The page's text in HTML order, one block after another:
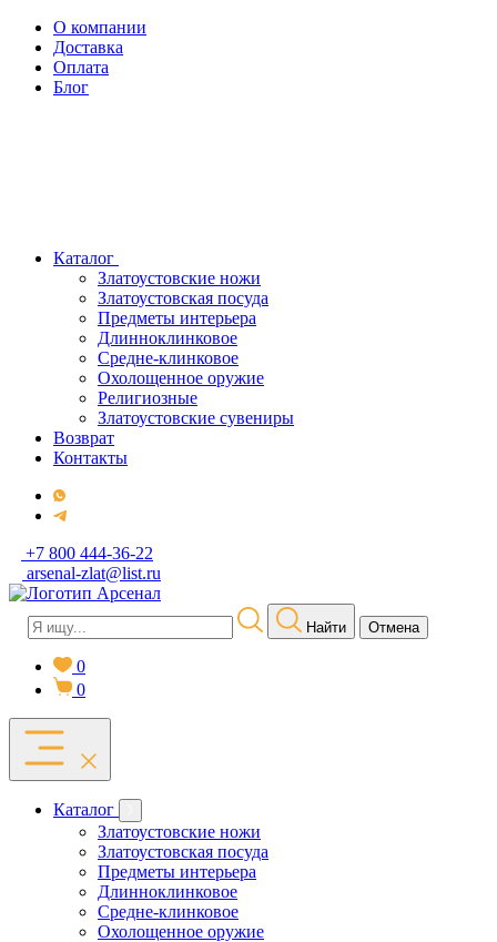
О компании
Доставка
Оплата
Блог
Каталог
Златоустовские ножи
Златоустовская посуда
Предметы интерьера
Длинноклинковое
Средне-клинковое
Охолощенное оружие
Религиозные
Златоустовские сувениры
Возврат
Контакты
+7 800 444-36-22
arsenal-zlat@list.ru
Найти Отмена
0
0
Каталог
Златоустовские ножи
Златоустовская посуда
Предметы интерьера
Длинноклинковое
Средне-клинковое
Охолощенное оружие